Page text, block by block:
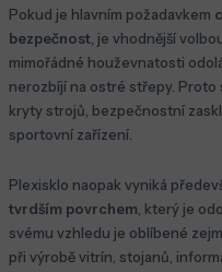
Pokud je hlavním požadavkem
bezpečnost , je vhodnější
mimořádné houževnatosti
nerozbíjí na ostré střepy.
kryty strojů, bezpečnostní
sportovní zařízení.
Plexisklo naopak vyniká
tvrdším povrchem , který je
svému vzhledu je oblíbené
při výrobě vitrín, stojanů,